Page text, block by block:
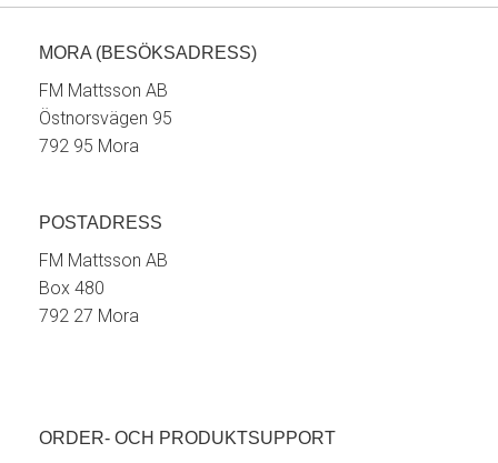
MORA (BESÖKSADRESS)
FM Mattsson AB
Östnorsvägen 95
792 95 Mora
POSTADRESS
FM Mattsson AB
Box 480
792 27 Mora
ORDER- OCH PRODUKTSUPPORT